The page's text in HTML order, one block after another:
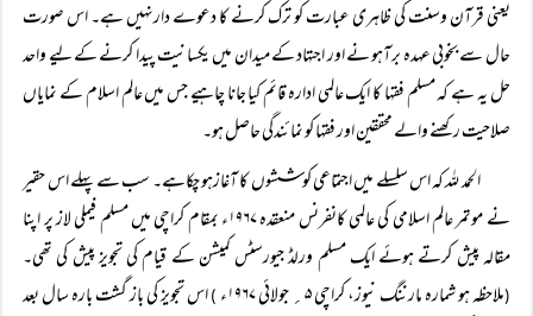
یعنی قرآن وسنت کی ظاہری عبارت کو ترک کرنے کا دعوے دارنہیں ہے۔ اس صورت
حال سے بخوبی عہدہ برآہو نے اور اجتہاد کے میدان میں یکسانیت پیدا کرنے کے لیے واحد
حل یہ ہے کہ مسلم فقہا کا ایک عالمی ادارہ قائم کیا جانا چاہیے جس میں عالم اسلام کے نمایاں
صلاحیت رکھنے والے محققین اور فقہا کو نمائندگی حاصل ہو۔
الحمد للہ کہ اس سلسلے میں اجتماعی کوششوں کا آغازہو چکاہے۔ سب سے پہلے اس حقیر
نے موتمر عالم اسلامی کی عالمی کانفرنس منعقدہ ۱۹۶۷ء بمقام کراچی میں مسلم فیملی لاز پر اپنا
مقالہ پیش کرتے ہوئے ایک مسلم ورلڈ جیورسٹس کمیشن کے قیام کی تجویز پیش کی تھی۔
(ملاحظہ ہو شمارہ مارننگ نیوز، کراچی ۵؍ جولائی ۱۹۶۷ء )اس تجویز کی باز گشت بارہ سال بعد